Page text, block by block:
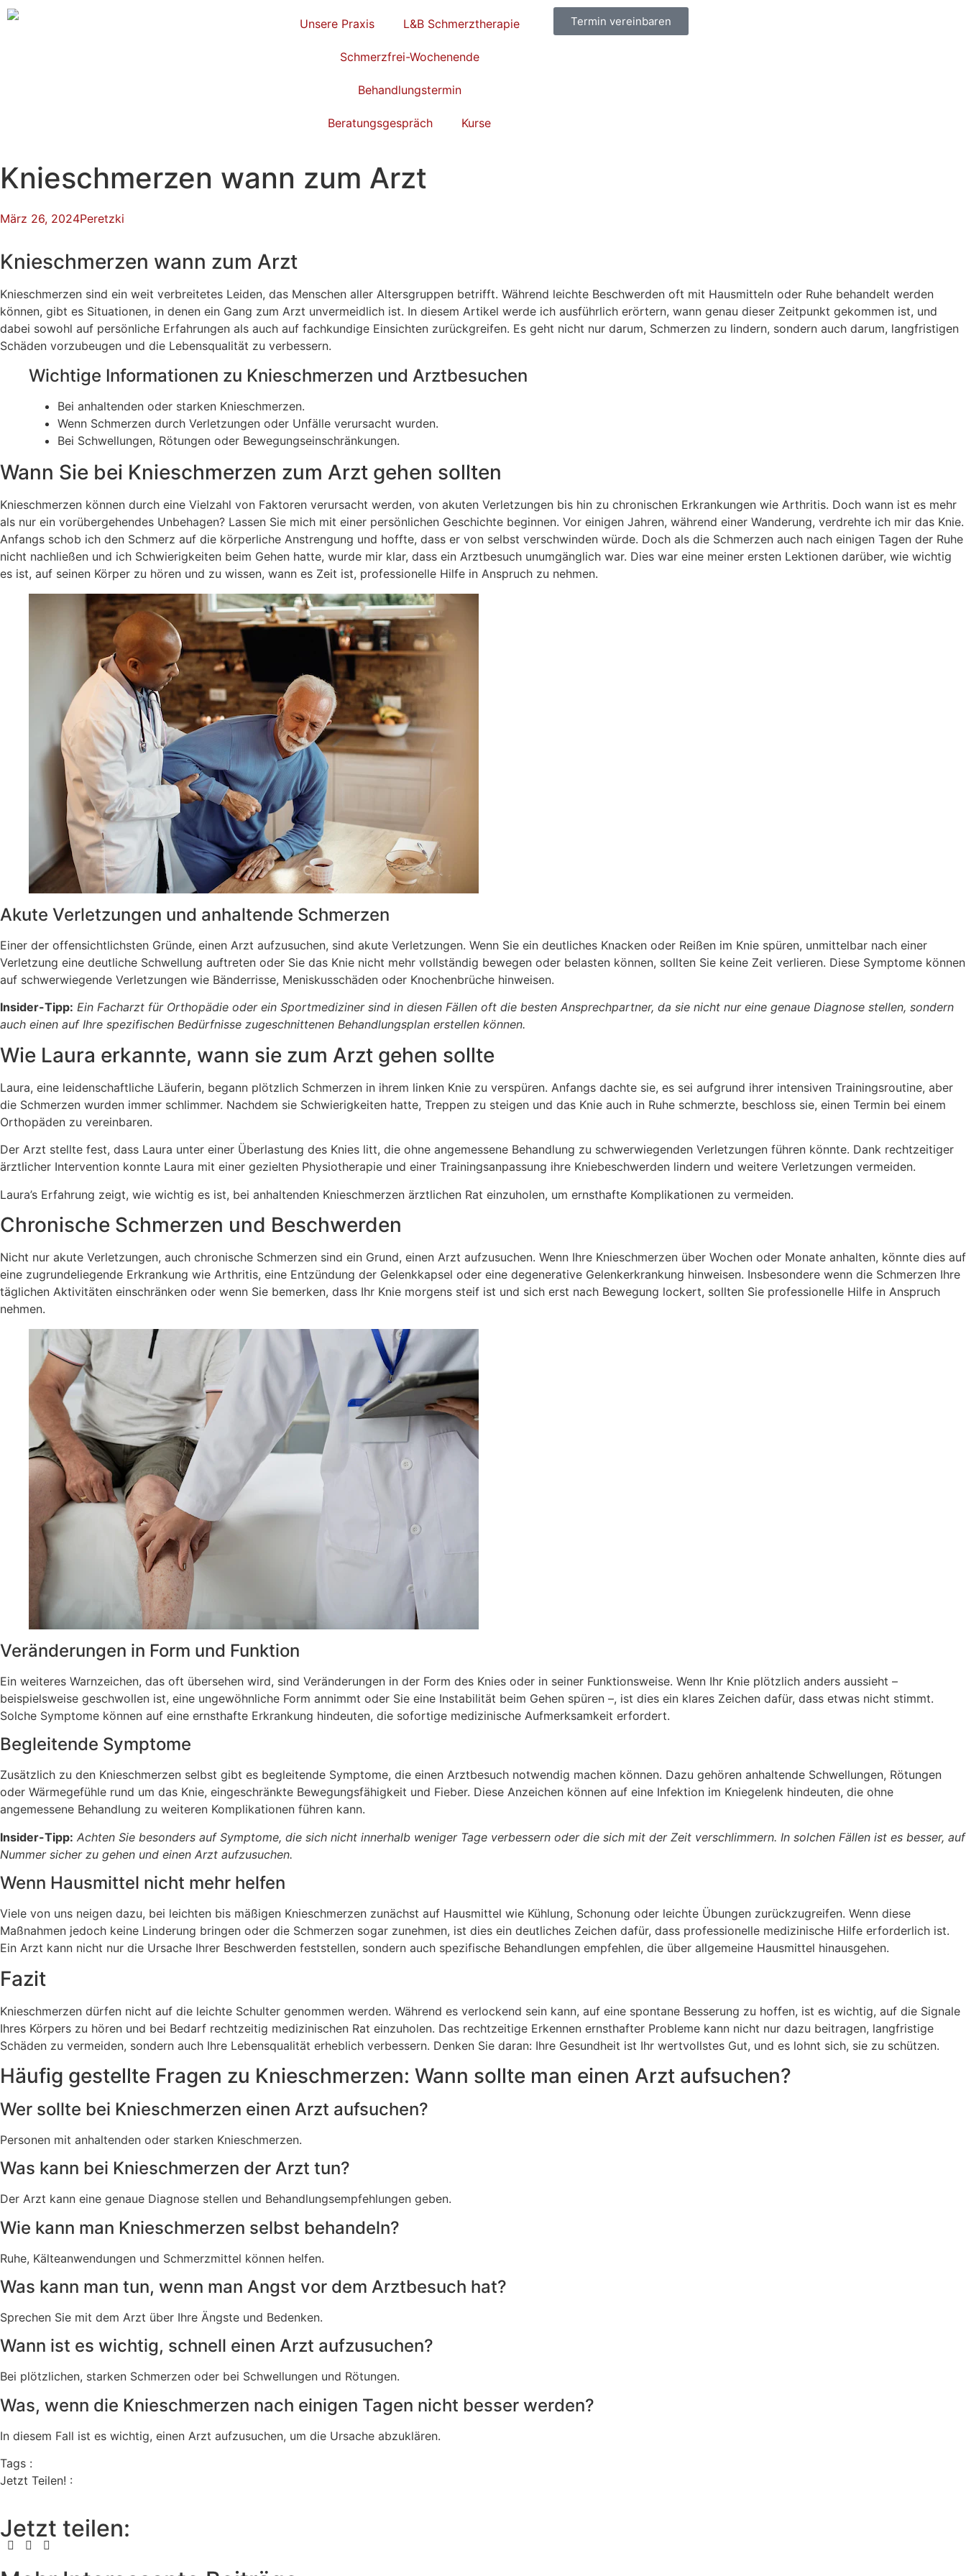
Unsere Praxis L&B Schmerztherapie
Schmerzfrei-Wochenende
Behandlungstermin
Beratungsgespräch Kurse
Termin vereinbaren
Knieschmerzen wann zum Arzt
März 26, 2024Peretzki
Knieschmerzen wann zum Arzt
Knieschmerzen sind ein weit verbreitetes Leiden, das Menschen aller Altersgruppen betrifft. Während leichte Beschwerden oft mit Hausmitteln oder Ruhe behandelt werden
können, gibt es Situationen, in denen ein Gang zum Arzt unvermeidlich ist. In diesem Artikel werde ich ausführlich erörtern, wann genau dieser Zeitpunkt gekommen ist, und
dabei sowohl auf persönliche Erfahrungen als auch auf fachkundige Einsichten zurückgreifen. Es geht nicht nur darum, Schmerzen zu lindern, sondern auch darum, langfristigen
Schäden vorzubeugen und die Lebensqualität zu verbessern.
Wichtige Informationen zu Knieschmerzen und Arztbesuchen
Bei anhaltenden oder starken Knieschmerzen.
Wenn Schmerzen durch Verletzungen oder Unfälle verursacht wurden.
Bei Schwellungen, Rötungen oder Bewegungseinschränkungen.
Wann Sie bei Knieschmerzen zum Arzt gehen sollten
Knieschmerzen können durch eine Vielzahl von Faktoren verursacht werden, von akuten Verletzungen bis hin zu chronischen Erkrankungen wie Arthritis. Doch wann ist es mehr
als nur ein vorübergehendes Unbehagen? Lassen Sie mich mit einer persönlichen Geschichte beginnen. Vor einigen Jahren, während einer Wanderung, verdrehte ich mir das Knie.
Anfangs schob ich den Schmerz auf die körperliche Anstrengung und hoffte, dass er von selbst verschwinden würde. Doch als die Schmerzen auch nach einigen Tagen der Ruhe
nicht nachließen und ich Schwierigkeiten beim Gehen hatte, wurde mir klar, dass ein Arztbesuch unumgänglich war. Dies war eine meiner ersten Lektionen darüber, wie wichtig
es ist, auf seinen Körper zu hören und zu wissen, wann es Zeit ist, professionelle Hilfe in Anspruch zu nehmen.
Akute Verletzungen und anhaltende Schmerzen
Einer der offensichtlichsten Gründe, einen Arzt aufzusuchen, sind akute Verletzungen. Wenn Sie ein deutliches Knacken oder Reißen im Knie spüren, unmittelbar nach einer
Verletzung eine deutliche Schwellung auftreten oder Sie das Knie nicht mehr vollständig bewegen oder belasten können, sollten Sie keine Zeit verlieren. Diese Symptome können
auf schwerwiegende Verletzungen wie Bänderrisse, Meniskusschäden oder Knochenbrüche hinweisen.
Insider-Tipp: Ein Facharzt für Orthopädie oder ein Sportmediziner sind in diesen Fällen oft die besten Ansprechpartner, da sie nicht nur eine genaue Diagnose stellen, sondern
auch einen auf Ihre spezifischen Bedürfnisse zugeschnittenen Behandlungsplan erstellen können.
Wie Laura erkannte, wann sie zum Arzt gehen sollte
Laura, eine leidenschaftliche Läuferin, begann plötzlich Schmerzen in ihrem linken Knie zu verspüren. Anfangs dachte sie, es sei aufgrund ihrer intensiven Trainingsroutine, aber
die Schmerzen wurden immer schlimmer. Nachdem sie Schwierigkeiten hatte, Treppen zu steigen und das Knie auch in Ruhe schmerzte, beschloss sie, einen Termin bei einem
Orthopäden zu vereinbaren.
Der Arzt stellte fest, dass Laura unter einer Überlastung des Knies litt, die ohne angemessene Behandlung zu schwerwiegenden Verletzungen führen könnte. Dank rechtzeitiger
ärztlicher Intervention konnte Laura mit einer gezielten Physiotherapie und einer Trainingsanpassung ihre Kniebeschwerden lindern und weitere Verletzungen vermeiden.
Laura’s Erfahrung zeigt, wie wichtig es ist, bei anhaltenden Knieschmerzen ärztlichen Rat einzuholen, um ernsthafte Komplikationen zu vermeiden.
Chronische Schmerzen und Beschwerden
Nicht nur akute Verletzungen, auch chronische Schmerzen sind ein Grund, einen Arzt aufzusuchen. Wenn Ihre Knieschmerzen über Wochen oder Monate anhalten, könnte dies auf
eine zugrundeliegende Erkrankung wie Arthritis, eine Entzündung der Gelenkkapsel oder eine degenerative Gelenkerkrankung hinweisen. Insbesondere wenn die Schmerzen Ihre
täglichen Aktivitäten einschränken oder wenn Sie bemerken, dass Ihr Knie morgens steif ist und sich erst nach Bewegung lockert, sollten Sie professionelle Hilfe in Anspruch
nehmen.
Veränderungen in Form und Funktion
Ein weiteres Warnzeichen, das oft übersehen wird, sind Veränderungen in der Form des Knies oder in seiner Funktionsweise. Wenn Ihr Knie plötzlich anders aussieht –
beispielsweise geschwollen ist, eine ungewöhnliche Form annimmt oder Sie eine Instabilität beim Gehen spüren –, ist dies ein klares Zeichen dafür, dass etwas nicht stimmt.
Solche Symptome können auf eine ernsthafte Erkrankung hindeuten, die sofortige medizinische Aufmerksamkeit erfordert.
Begleitende Symptome
Zusätzlich zu den Knieschmerzen selbst gibt es begleitende Symptome, die einen Arztbesuch notwendig machen können. Dazu gehören anhaltende Schwellungen, Rötungen
oder Wärmegefühle rund um das Knie, eingeschränkte Bewegungsfähigkeit und Fieber. Diese Anzeichen können auf eine Infektion im Kniegelenk hindeuten, die ohne
angemessene Behandlung zu weiteren Komplikationen führen kann.
Insider-Tipp: Achten Sie besonders auf Symptome, die sich nicht innerhalb weniger Tage verbessern oder die sich mit der Zeit verschlimmern. In solchen Fällen ist es besser, auf
Nummer sicher zu gehen und einen Arzt aufzusuchen.
Wenn Hausmittel nicht mehr helfen
Viele von uns neigen dazu, bei leichten bis mäßigen Knieschmerzen zunächst auf Hausmittel wie Kühlung, Schonung oder leichte Übungen zurückzugreifen. Wenn diese
Maßnahmen jedoch keine Linderung bringen oder die Schmerzen sogar zunehmen, ist dies ein deutliches Zeichen dafür, dass professionelle medizinische Hilfe erforderlich ist.
Ein Arzt kann nicht nur die Ursache Ihrer Beschwerden feststellen, sondern auch spezifische Behandlungen empfehlen, die über allgemeine Hausmittel hinausgehen.
Fazit
Knieschmerzen dürfen nicht auf die leichte Schulter genommen werden. Während es verlockend sein kann, auf eine spontane Besserung zu hoffen, ist es wichtig, auf die Signale
Ihres Körpers zu hören und bei Bedarf rechtzeitig medizinischen Rat einzuholen. Das rechtzeitige Erkennen ernsthafter Probleme kann nicht nur dazu beitragen, langfristige
Schäden zu vermeiden, sondern auch Ihre Lebensqualität erheblich verbessern. Denken Sie daran: Ihre Gesundheit ist Ihr wertvollstes Gut, und es lohnt sich, sie zu schützen.
Häufig gestellte Fragen zu Knieschmerzen: Wann sollte man einen Arzt aufsuchen?
Wer sollte bei Knieschmerzen einen Arzt aufsuchen?
Personen mit anhaltenden oder starken Knieschmerzen.
Was kann bei Knieschmerzen der Arzt tun?
Der Arzt kann eine genaue Diagnose stellen und Behandlungsempfehlungen geben.
Wie kann man Knieschmerzen selbst behandeln?
Ruhe, Kälteanwendungen und Schmerzmittel können helfen.
Was kann man tun, wenn man Angst vor dem Arztbesuch hat?
Sprechen Sie mit dem Arzt über Ihre Ängste und Bedenken.
Wann ist es wichtig, schnell einen Arzt aufzusuchen?
Bei plötzlichen, starken Schmerzen oder bei Schwellungen und Rötungen.
Was, wenn die Knieschmerzen nach einigen Tagen nicht besser werden?
In diesem Fall ist es wichtig, einen Arzt aufzusuchen, um die Ursache abzuklären.
Tags :
Jetzt Teilen! :
Jetzt teilen: